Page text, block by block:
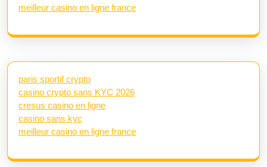
meilleur casino en ligne france
paris sportif crypto
casino crypto sans KYC 2026
cresus casino en ligne
casino sans kyc
meilleur casino en ligne france